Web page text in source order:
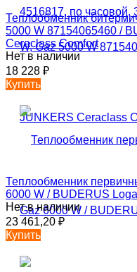
Теплообменник
5000 W 87154065460 /
Ceraclass Comfort
Нет в наличии
18 228 ₽
Купить
Теплообменник
6000 W / BUDERUS
Нет в наличии
23 461,20 ₽
Купить